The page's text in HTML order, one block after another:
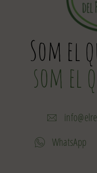
Som el
som el
WhatsApp